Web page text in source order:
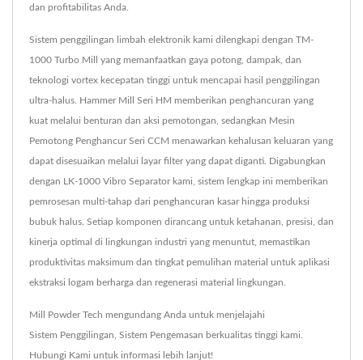
dan profitabilitas Anda.
Sistem penggilingan limbah elektronik kami dilengkapi dengan TM-
1000 Turbo Mill yang memanfaatkan gaya potong, dampak, dan
teknologi vortex kecepatan tinggi untuk mencapai hasil penggilingan
ultra-halus. Hammer Mill Seri HM memberikan penghancuran yang
kuat melalui benturan dan aksi pemotongan, sedangkan Mesin
Pemotong Penghancur Seri CCM menawarkan kehalusan keluaran yang
dapat disesuaikan melalui layar filter yang dapat diganti. Digabungkan
dengan LK-1000 Vibro Separator kami, sistem lengkap ini memberikan
pemrosesan multi-tahap dari penghancuran kasar hingga produksi
bubuk halus. Setiap komponen dirancang untuk ketahanan, presisi, dan
kinerja optimal di lingkungan industri yang menuntut, memastikan
produktivitas maksimum dan tingkat pemulihan material untuk aplikasi
ekstraksi logam berharga dan regenerasi material lingkungan.
Mill Powder Tech mengundang Anda untuk menjelajahi
Sistem Penggilingan Sistem Pengemasan berkualitas tinggi kami.
Hubungi Kami untuk informasi lebih lanjut!